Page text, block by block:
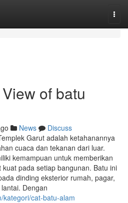
of batu
News
Discuss
Garut adalah ketahanannya
cuaca dan tekanan dari luar.
kemampuan untuk memberikan
pada setiap bangunan. Batu ini
dinding eksterior rumah, pagar,
Dengan
kategori/cat-batu-alam